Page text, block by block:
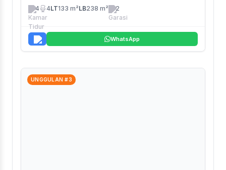
4 4LT133 m²LB238 m² 2
WhatsApp
UNGGULAN #3